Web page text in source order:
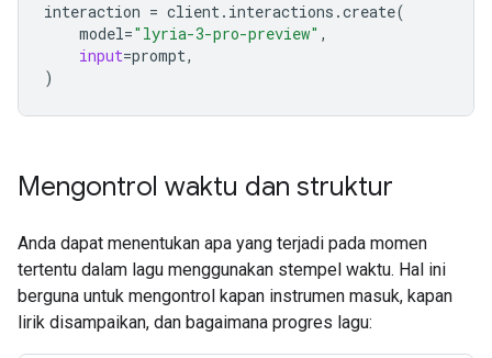
interaction = client. interactions .create(
model="lyria-3-pro-preview" ,
input=prompt,
)
Mengontrol waktu dan struktur
Anda dapat menentukan apa yang terjadi pada momen
tertentu dalam lagu menggunakan stempel waktu. Hal ini
berguna untuk mengontrol kapan instrumen masuk, kapan
lirik disampaikan, dan bagaimana progres lagu: